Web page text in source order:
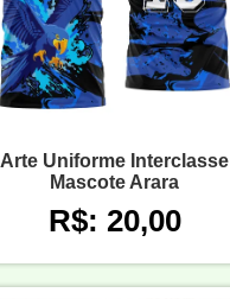
Arte Uniforme Interclasse
Mascote Arara
R$: 20,00